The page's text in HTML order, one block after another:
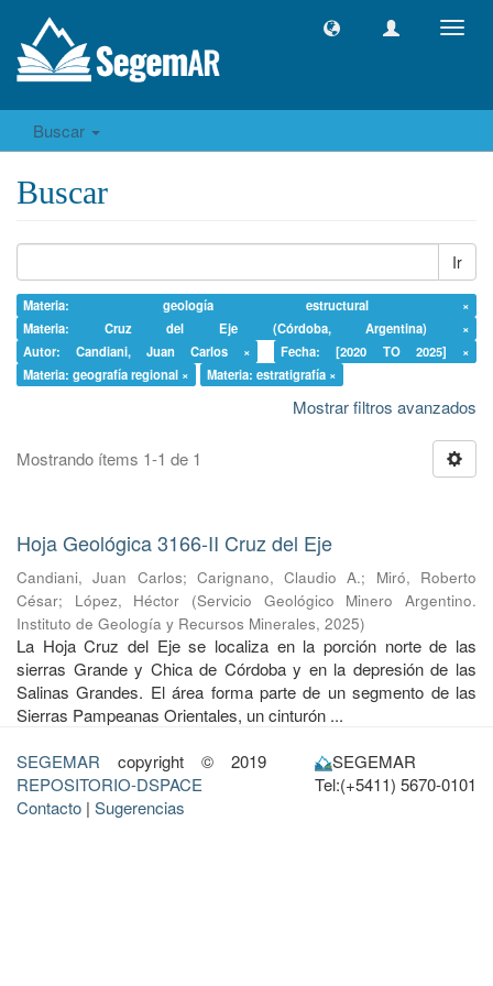
Buscar
Buscar
Ir
Materia: geología estructural ×
Materia: Cruz del Eje (Córdoba, Argentina) ×
Autor: Candiani, Juan Carlos ×
Fecha: [2020 TO 2025] ×
Materia: geografía regional ×
Materia: estratigrafía ×
Mostrar filtros avanzados
Mostrando ítems 1-1 de 1
Hoja Geológica 3166-II Cruz del Eje
Candiani, Juan Carlos; Carignano, Claudio A.; Miró, Roberto
César; López, Héctor (Servicio Geológico Minero Argentino.
Instituto de Geología y Recursos Minerales, 2025)
La Hoja Cruz del Eje se localiza en la porción norte de las
sierras Grande y Chica de Córdoba y en la depresión de las
Salinas Grandes. El área forma parte de un segmento de las
Sierras Pampeanas Orientales, un cinturón ...
SEGEMAR copyright © 2019
REPOSITORIO-DSPACE
Contacto | Sugerencias
SEGEMAR
Tel:(+5411) 5670-0101